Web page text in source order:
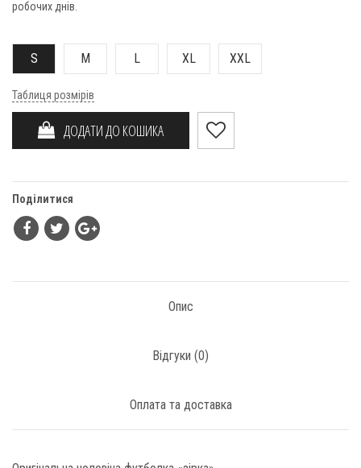
робочих днів.
S M L XL XXL
Таблиця розмірів
ДОДАТИ ДО КОШИКА
Поділитися
Опис
Відгуки (0)
Оплата та доставка